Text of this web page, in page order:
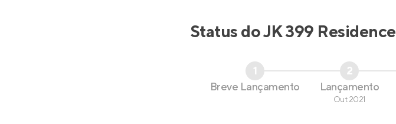
Status doJK 399 Residence
1
Breve Lançamento
2
Lançamento
Out 2021